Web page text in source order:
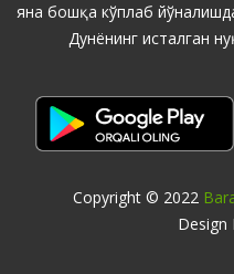
яна бошқа кўплаб
Дунёнинг исталган
Copyright © 2022
Design